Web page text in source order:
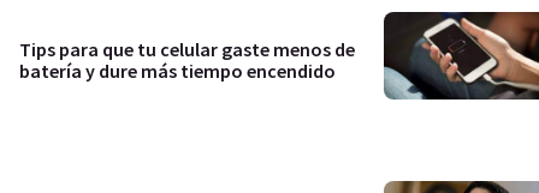
Tips para que tu celular gaste menos de
batería y dure más tiempo encendido